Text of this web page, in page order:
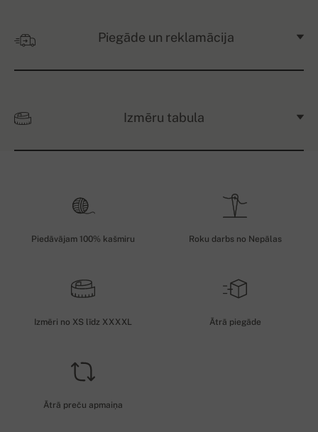
Piegāde un reklamācija
Izmēru tabula
Piedāvājam 100% kašmiru Roku darbs no Nepālas
Izmēri no XS līdz XXXXL Ātrā piegāde
Ātrā preču apmaiņa